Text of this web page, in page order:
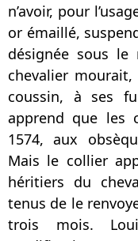
n’avoir, pour
or émaillé,
désignée sous le
chevalier
coussin, à ses
apprend que les
1574, aux
Mais le collier
héritiers du
tenus de le
trois mois.